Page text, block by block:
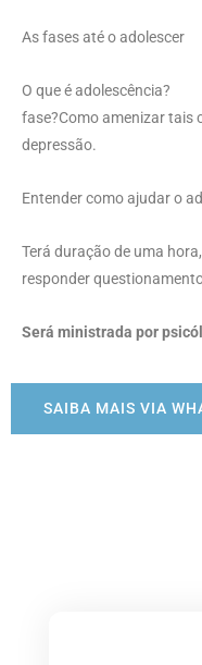
As fases até o adolescer
O que é
fase?Como amenizar tais
depressão.
Entender como ajudar o
Terá duração de uma
responder
Será ministrada por
SAIBA MAIS VIA